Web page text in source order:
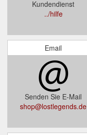
Kundendienst
../hilfe
Email
Senden Sie E-Mail
shop@lostlegends.de